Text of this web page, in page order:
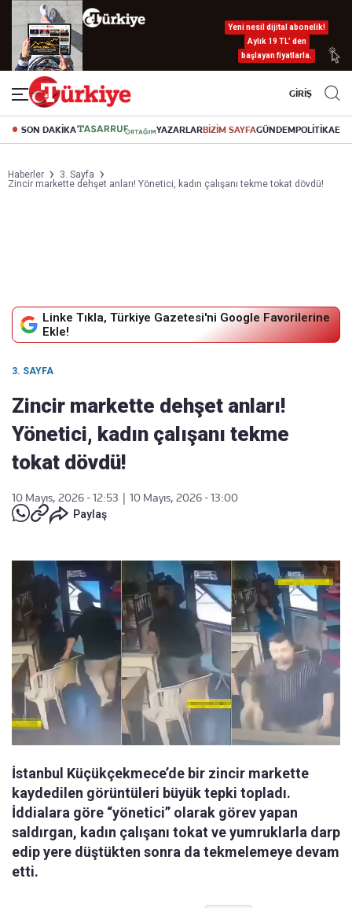
Yeni nesil dijital abonelik!
Aylık 19 TL’ den
başlayan fiyatlarla.
GİRİŞ
SON DAKİKA YAZARLARBİZİM SAYFAGÜNDEMPOLİTİKA
Haberler
3. Sayfa
Zincir markette dehşet anları! Yönetici, kadın çalışanı tekme tokat dövdü!
Linke Tıkla, Türkiye Gazetesi'ni Google Favorilerine
Ekle!
3. SAYFA
Zincir markette dehşet anları!
Yönetici, kadın çalışanı tekme
tokat dövdü!
10 Mayıs, 2026 - 12:53
10 Mayıs, 2026 - 13:00
Paylaş
İstanbul Küçükçekmece’de bir zincir markette
kaydedilen görüntüleri büyük tepki topladı.
İddialara göre “yönetici” olarak görev yapan
saldırgan, kadın çalışanı tokat ve yumruklarla darp
edip yere düştükten sonra da tekmelemeye devam
etti.